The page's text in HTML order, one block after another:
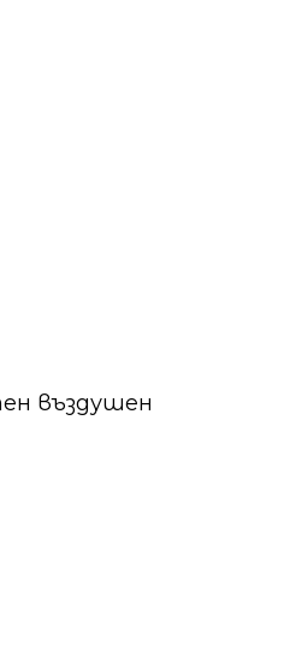
въздушен